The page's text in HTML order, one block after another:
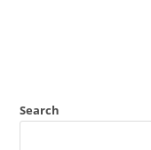
Search